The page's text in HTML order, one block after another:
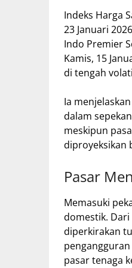
Indeks Harga
23 Januari
Indo Premier
Kamis, 15
di tengah
Ia
dalam
meskipun
diproyeksikan
Pasar
Memasuki
domestik.
diperkirakan
pasar tenaga